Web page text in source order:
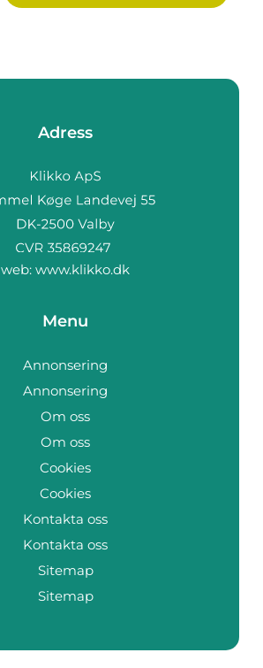
Adress
web: www.klikko.dk
Menu
Annonsering
Annonsering
Om oss
Om oss
Cookies
Cookies
Kontakta oss
Kontakta oss
Sitemap
Sitemap